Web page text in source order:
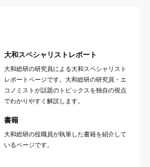
大和スペシャリストレポート
大和総研の研究員による大和スペシャリスト
レポートページです。大和総研の研究員・エ
コノミストが話題のトピックスを独自の視点
でわかりやすく解説します。
書籍
大和総研の役職員が執筆した書籍を紹介して
いるページです。